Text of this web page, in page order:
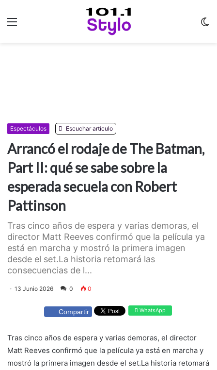
Espectáculos Escuchar artículo
Arrancó el rodaje de The Batman,
Part II: qué se sabe sobre la
esperada secuela con Robert
Pattinson
Tras cinco años de espera y varias demoras, el
director Matt Reeves confirmó que la película ya
está en marcha y mostró la primera imagen
desde el set.La historia retomará las
consecuencias de l...
13 Junio 2026 0 0
Compartir WhatsApp
Tras cinco años de espera y varias demoras, el director
Matt Reeves confirmó que la película ya está en marcha y
mostró la primera imagen desde el set.La historia retomará